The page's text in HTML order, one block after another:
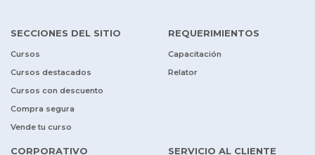
SECCIONES DEL SITIO
Cursos
Cursos destacados
Cursos con descuento
Compra segura
Vende tu curso
REQUERIMIENTOS
Capacitación
Relator
CORPORATIVO SERVICIO AL CLIENTE